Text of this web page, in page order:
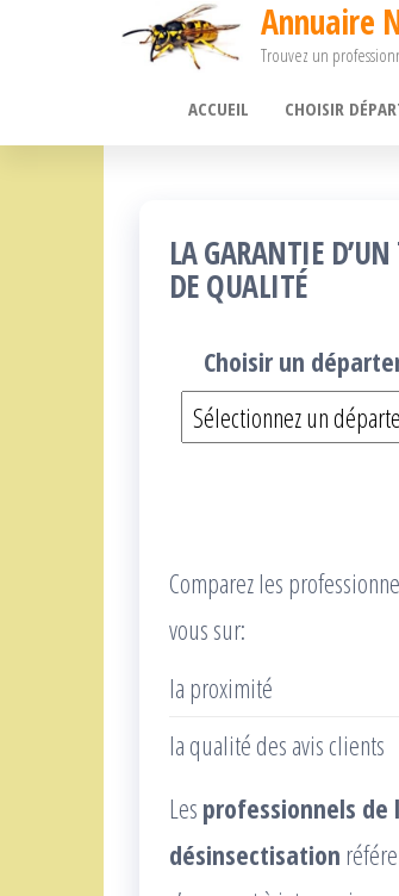
Annuaire
Trouvez un
ACCUEIL CHOISIR
LA GARANTIE
DE QUALITÉ
Choisir un
Comparez les
vous sur:
la proximité
la qualité des avis clients
Les professionnels de
désinsectisation